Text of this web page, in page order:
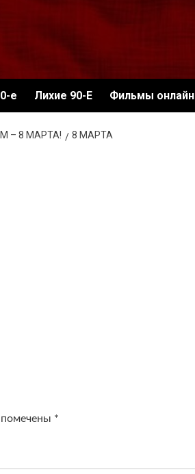
е Лихие 90-Е Фильмы онлайн
– 8 МАРТА! 8 МАРТА
*